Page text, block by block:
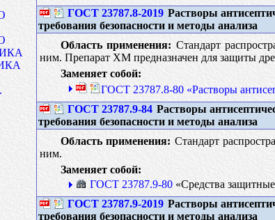
ГОСТ 23787.8-2019 Растворы
требования безопасности и методы анализа
Область применения: Стандарт
ним. Препарат ХМ предназначен для защиты
Заменяет собой:
ГОСТ 23787.8-80 «Растворы
ГОСТ 23787.9-84 Растворы
требования безопасности и методы анализа
Область применения: Стандарт
ним.
Заменяет собой:
ГОСТ 23787.9-80«Средства
ГОСТ 23787.9-2019 Растворы
требования безопасности и методы анализа